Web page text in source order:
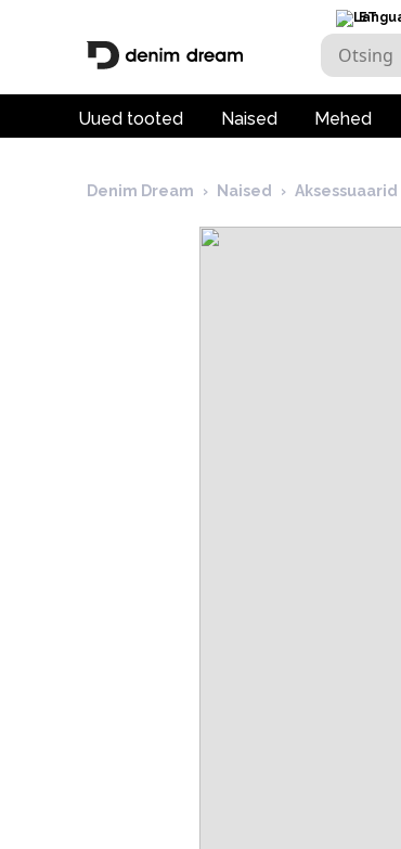
ET
Uued tooted Naised Mehed
Denim Dream › Naised › Aksessuaarid